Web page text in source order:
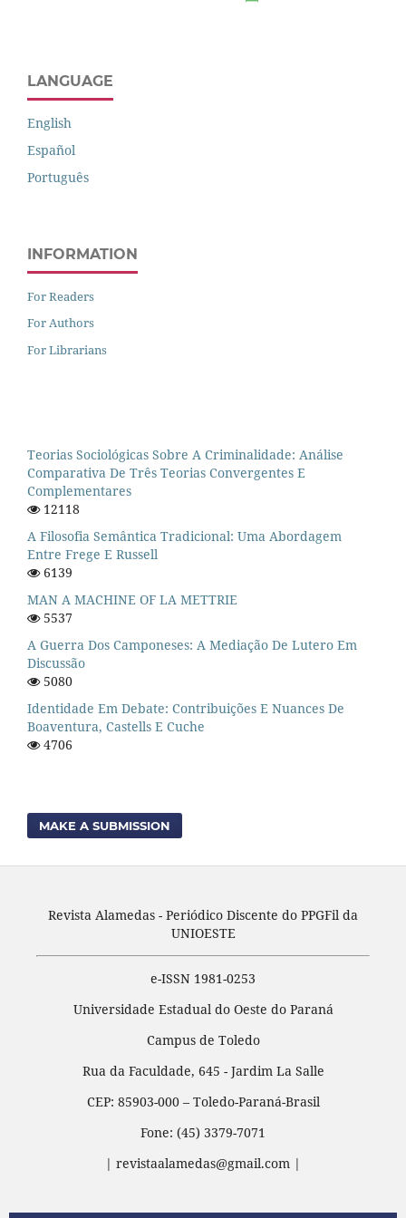
LANGUAGE
English
Español
Português
INFORMATION
For Readers
For Authors
For Librarians
Teorias Sociológicas Sobre A Criminalidade: Análise
Comparativa De Três Teorias Convergentes E
Complementares
12118
A Filosofia Semântica Tradicional: Uma Abordagem
Entre Frege E Russell
6139
MAN A MACHINE OF LA METTRIE
5537
A Guerra Dos Camponeses: A Mediação De Lutero Em
Discussão
5080
Identidade Em Debate: Contribuições E Nuances De
Boaventura, Castells E Cuche
4706
MAKE A SUBMISSION
Revista Alamedas - Periódico Discente do PPGFil da
UNIOESTE
e-ISSN 1981-0253
Universidade Estadual do Oeste do Paraná
Campus de Toledo
Rua da Faculdade, 645 - Jardim La Salle
CEP: 85903-000 – Toledo-Paraná-Brasil
Fone: (45) 3379-7071
| revistaalamedas@gmail.com |